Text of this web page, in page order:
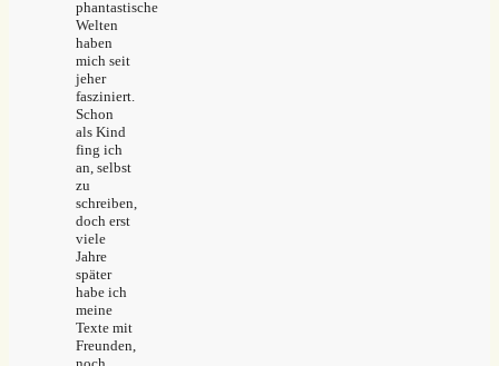
phantastische
Welten
haben
mich seit
jeher
fasziniert.
Schon
als Kind
fing ich
an, selbst
zu
schreiben,
doch erst
viele
Jahre
später
habe ich
meine
Texte mit
Freunden,